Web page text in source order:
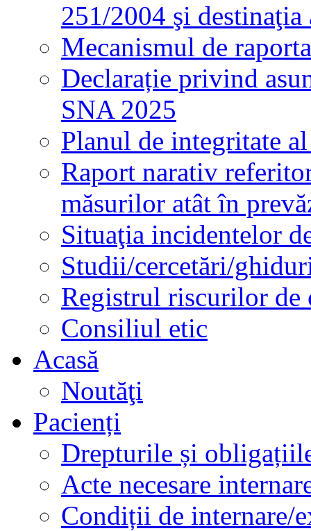
251/2004 şi destinaţia
Mecanismul de
Declarație privind
SNA 2025
Planul de integritate
Raport narativ
măsurilor atât în
Situaţia incidentelor
Studii/cercetări/
Registrul riscurilor de
Consiliul etic
Acasă
Noutăţi
Pacienți
Drepturile și
Acte necesare
Condiții de internare/